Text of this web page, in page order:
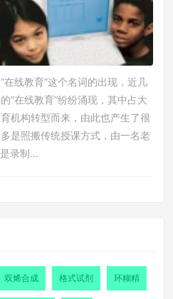
线教育”这个名词的出现，近几
“在线教育”纷纷涌现，其中占大
机构转型而来，由此也产生了很
是照搬传统授课方式，由一名老
录制...
双烯合成 格式试剂 环糊精